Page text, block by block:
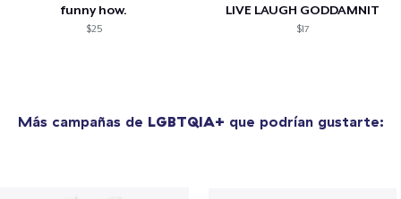
funny how.
$25
LIVE LAUGH GODDAMNIT
$17
Más campañas de LGBTQIA+ que podrían gustarte: